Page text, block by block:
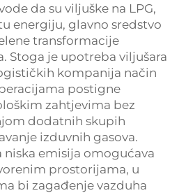
da su viljuške na LPG,
energiju, glavno sredstvo
transformacije
Stoga je upotreba viljušara
kompanija način
postigne
zahtjevima bez
dodatnih skupih
izduvnih gasova.
niska emisija omogućava
prostorijama, u
bi zagađenje vazduha